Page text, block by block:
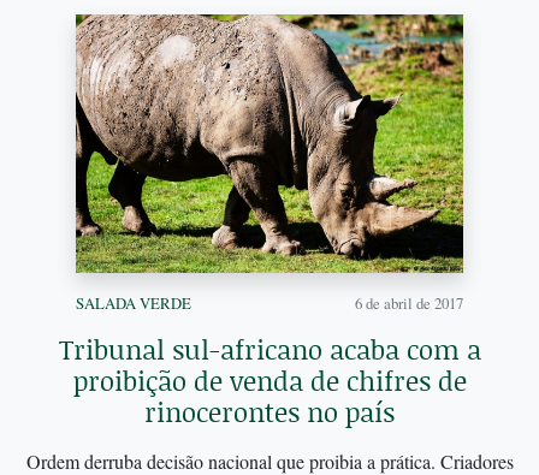
SALADA VERDE 6 de abril de 2017
Tribunal sul-africano acaba com a
proibição de venda de chifres de
rinocerontes no país
Ordem derruba decisão nacional que proibia a prática. Criadores